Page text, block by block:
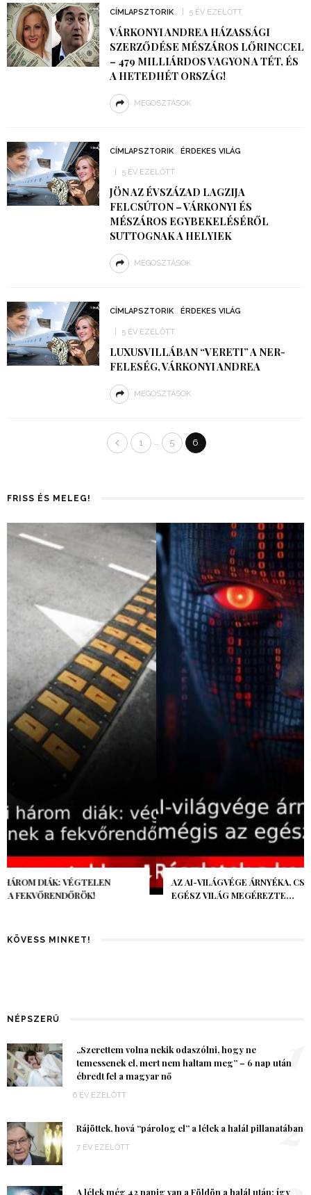
CÍMLAPSZTORIK 5 ÉV EZELŐTT
VÁRKONYI ANDREA HÁZASSÁGI
SZERZŐDÉSE MÉSZÁROS LŐRINCCEL
– 479 MILLIÁRDOS VAGYON A TÉT, ÉS
A HETEDHÉT ORSZÁG!
MEGOSZTÁSOK
CÍMLAPSZTORIK ÉRDEKES VILÁG
5 ÉV EZELŐTT
JÖN AZ ÉVSZÁZAD LAGZIJA
FELCSÚTON – VÁRKONYI ÉS
MÉSZÁROS EGYBEKELÉSÉRŐL
SUTTOGNAK A HELYIEK
MEGOSZTÁSOK
CÍMLAPSZTORIK ÉRDEKES VILÁG
5 ÉV EZELŐTT
LUXUSVILLÁBAN “VERETI” A NER-
FELESÉG, VÁRKONYI ANDREA
MEGOSZTÁSOK
1 … 5 6
FRISS ÉS MELEG!
AZ AI-VILÁGVÉGE ÁRNYÉKA, CSAK PÁR ÓRA VOLT, MÉGIS AZ
EGÉSZ VILÁG MEGÉREZTE…
KÖVESS MINKET!
NÉPSZERŰ
„Szerettem volna nekik odaszólni, hogy ne
temessenek el, mert nem haltam meg” – 6 nap után
ébredt fel a magyar nő
6 ÉV EZELŐTT
1
Rájöttek, hová “párolog el” a lélek a halál pillanatában
7 ÉV EZELŐTT 2
A lélek még 42 napig van a Földön a halál után: így